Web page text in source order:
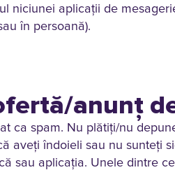
niciunei aplicații de
în persoană).
anunț
ca spam. Nu plătiți/nu
aveți îndoieli sau nu sunteți
sau aplicaţia. Unele dintre